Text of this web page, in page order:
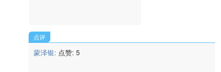
蒙泽银: